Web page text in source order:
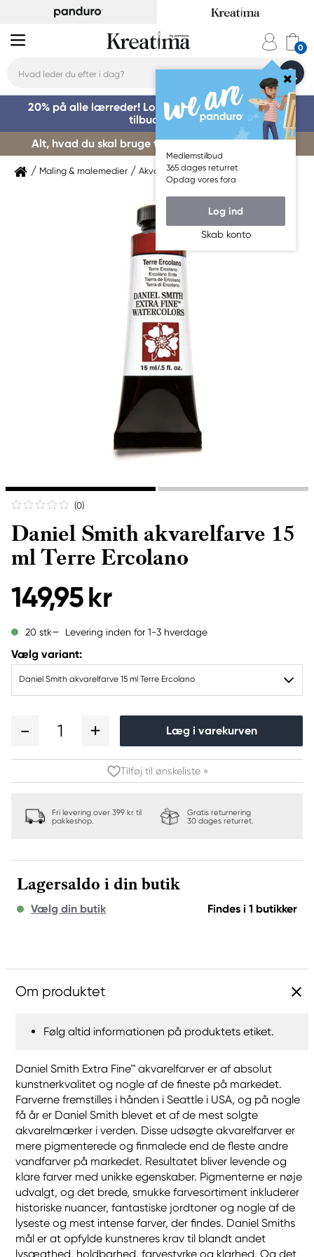
Medlemstilbud
365 dages returret
Opdag vores fora
Log ind
Skab konto
20% på alle lærreder! Log på for at benytte dig af
tilbuddet »
Alt, hvad du skal bruge til kursusstart – køb her »
Maling & malemedier Akvarelmaling Daniel Smith
(0)
Daniel Smith akvarelfarve 15
ml Terre Ercolano
149,95 kr
20 stk Levering inden for 1-3 hverdage
Vælg variant:
Daniel Smith akvarelfarve 15 ml Terre Ercolano
1 Læg i varekurven
Tilføj til ønskeliste »
Fri levering over 399 kr til
pakkeshop.
Gratis returnering
30 dages returret.
Lagersaldo i din butik
Vælg din butik Findes i 1 butikker
Om produktet
Følg altid informationen på produktets etiket.
Daniel Smith Extra Fine™ akvarelfarver er af absolut
kunstnerkvalitet og nogle af de fineste på markedet.
Farverne fremstilles i hånden i Seattle i USA, og på nogle
få år er Daniel Smith blevet et af de mest solgte
akvarelmærker i verden. Disse udsøgte akvarelfarver er
mere pigmenterede og finmalede end de fleste andre
vandfarver på markedet. Resultatet bliver levende og
klare farver med unikke egenskaber. Pigmenterne er nøje
udvalgt, og det brede, smukke farvesortiment inkluderer
historiske nuancer, fantastiske jordtoner og nogle af de
lyseste og mest intense farver, der findes. Daniel Smiths
mål er at opfylde kunstneres krav til blandt andet
lysægthed, holdbarhed, farvestyrke og klarhed. Og det